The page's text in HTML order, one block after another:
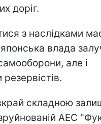
доріг.
з наслідками
влада
але і
резервістів.
складною
АЕС